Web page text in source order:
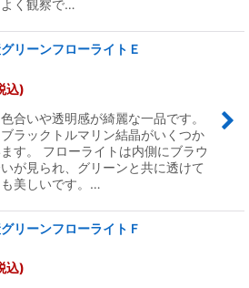
く観察で…
リーンフローライトＥ
込)
合いや透明感が綺麗な一品です。
ラックトルマリン結晶がいくつか
す。 フローライトは内側にブラウ
が見られ、グリーンと共に透けて
美しいです。…
リーンフローライトＦ
込)